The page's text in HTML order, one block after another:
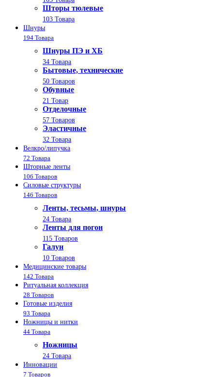
Шторы тюлевые
103 Товара
Шнуры
194 Товара
Шнуры ПЭ и ХБ
34 Товара
Бытовые, технические
50 Товаров
Обувные
21 Товар
Отделочные
57 Товаров
Эластичные
32 Товара
Велкро/липучка
72 Товара
Шторные ленты
106 Товаров
Силовые структуры
146 Товаров
Ленты, тесьмы, шнуры
24 Товара
Ленты для погон
115 Товаров
Галун
10 Товаров
Медицинские товары
142 Товара
Ритуальная коллекция
28 Товаров
Готовые изделия
93 Товара
Ножницы и нитки
44 Товара
Ножницы
24 Товара
Инновации
7 Товаров